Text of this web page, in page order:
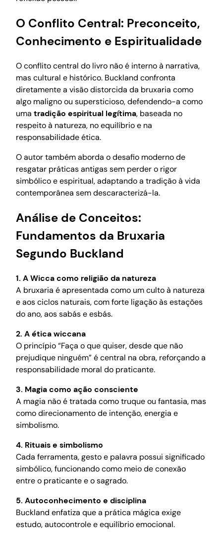
O Conflito Central: Preconceito,
Conhecimento e Espiritualidade
O conflito central do livro não é interno à narrativa,
mas cultural e histórico. Buckland confronta
diretamente a visão distorcida da bruxaria como
algo maligno ou supersticioso, defendendo-a como
uma tradição espiritual legítima, baseada no
respeito à natureza, no equilíbrio e na
responsabilidade ética.
O autor também aborda o desafio moderno de
resgatar práticas antigas sem perder o rigor
simbólico e espiritual, adaptando a tradição à vida
contemporânea sem descaracterizá-la.
Análise de Conceitos:
Fundamentos da Bruxaria
Segundo Buckland
1. A Wicca como religião da natureza
A bruxaria é apresentada como um culto à natureza
e aos ciclos naturais, com forte ligação às estações
do ano, aos sabás e esbás.
2. A ética wiccana
O princípio “Faça o que quiser, desde que não
prejudique ninguém” é central na obra, reforçando a
responsabilidade moral do praticante.
3. Magia como ação consciente
A magia não é tratada como truque ou fantasia, mas
como direcionamento de intenção, energia e
simbolismo.
4. Rituais e simbolismo
Cada ferramenta, gesto e palavra possui significado
simbólico, funcionando como meio de conexão
entre o praticante e o sagrado.
5. Autoconhecimento e disciplina
Buckland enfatiza que a prática mágica exige
estudo, autocontrole e equilíbrio emocional.